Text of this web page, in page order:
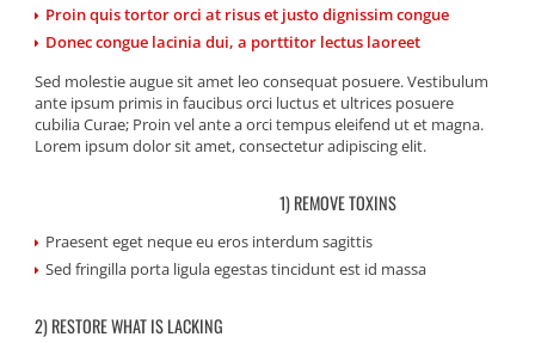
Proin quis tortor orci at risus et justo dignissim congue
Donec congue lacinia dui, a porttitor lectus laoreet
Sed molestie augue sit amet leo consequat posuere. Vestibulum
ante ipsum primis in faucibus orci luctus et ultrices posuere
cubilia Curae; Proin vel ante a orci tempus eleifend ut et magna.
Lorem ipsum dolor sit amet, consectetur adipiscing elit.
1) REMOVE TOXINS
Praesent eget neque eu eros interdum sagittis
Sed fringilla porta ligula egestas tincidunt est id massa
2) RESTORE WHAT IS LACKING